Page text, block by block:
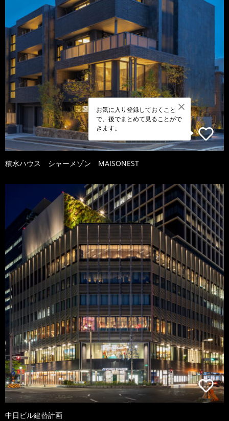
お気に入り登録しておくこと
で、後でまとめて見ることがで
きます。
積水ハウス シャーメゾン MAISONEST
中日ビル建替計画